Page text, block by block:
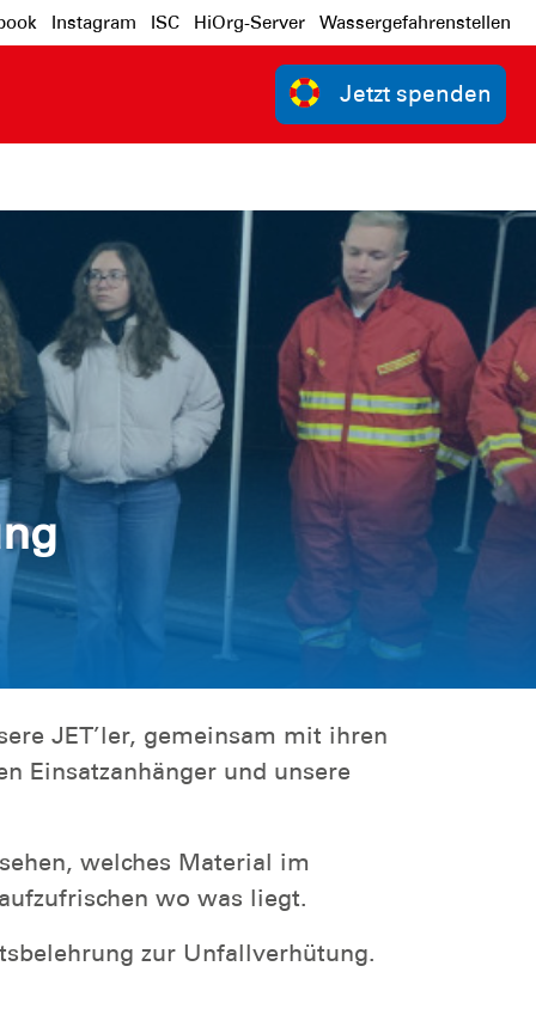
Instagram ISC HiOrg-Server Wassergefahrenstellen
Jetzt spenden
JET’ler, gemeinsam mit ihren
Einsatzanhänger und unsere
welches Material im
wo was liegt.
zur Unfallverhütung.